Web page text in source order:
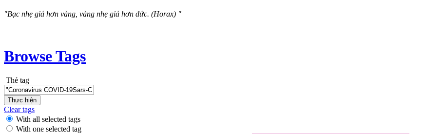
"Bạc nhẹ giá hơn vàng, vàng nhẹ giá hơn đức. (Horax) "
Browse Tags
Thẻ tag
Clear tags
With all selected tags
With one selected tag